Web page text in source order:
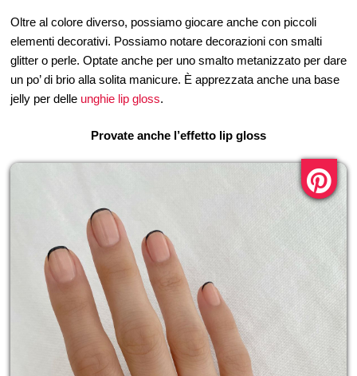
Oltre al colore diverso, possiamo giocare anche con piccoli
elementi decorativi. Possiamo notare decorazioni con smalti
glitter o perle. Optate anche per uno smalto metanizzato per dare
un po’ di brio alla solita manicure. È apprezzata anche una base
jelly per delle unghie lip gloss.
Provate anche l’effetto lip gloss